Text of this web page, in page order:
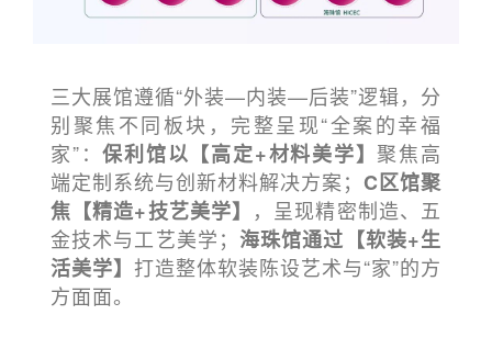
三大展馆遵循“外装—内装—后装”逻辑，分
别聚焦不同板块，完整呈现“全案的幸福
家”：保利馆以【高定+材料美学】 聚焦高
端定制系统与创新材料解决方案； C区馆聚
焦【精造+技艺美学】 ，呈现精密制造、五
金技术与工艺美学； 海珠馆通过【软装+生
活美学】 打造整体软装陈设艺术与“家”的方
方面面。